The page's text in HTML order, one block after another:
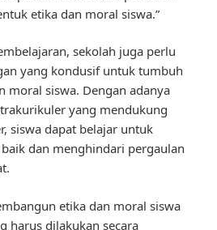
etika dan moral siswa.”
sekolah juga perlu
yang kondusif untuk tumbuh
moral siswa. Dengan adanya
yang mendukung
siswa dapat belajar untuk
dan menghindari pergaulan
etika dan moral siswa
harus dilakukan secara